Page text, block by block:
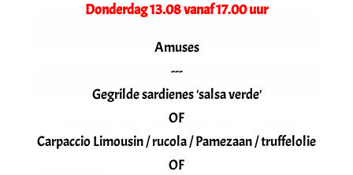
Enregistrer mon nom, mon e-mail et mon site
dans le navigateur pour mon prochain
Donderdag 13.08 vanaf 17.00 uur
Amuses
---
Gegrilde sardienes 'salsa verde'
OF
Carpaccio Limousin / rucola / Pamezaan / truffelolie
OF